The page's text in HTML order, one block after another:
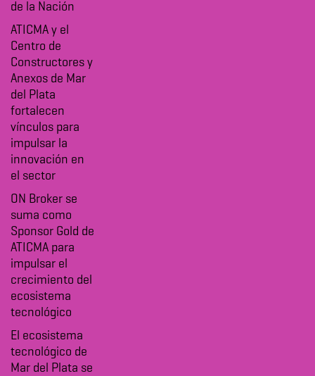
de la Nación
ATICMA y el
Centro de
Constructores y
Anexos de Mar
del Plata
fortalecen
vínculos para
impulsar la
innovación en
el sector
ON Broker se
suma como
Sponsor Gold de
ATICMA para
impulsar el
crecimiento del
ecosistema
tecnológico
El ecosistema
tecnológico de
Mar del Plata se